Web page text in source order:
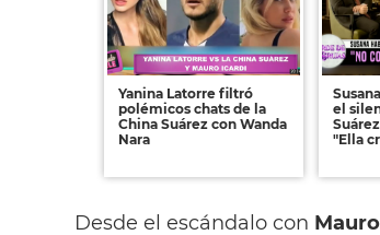
Yanina Latorre filtró
polémicos chats de la
China Suárez con Wanda
Nara
el
"Ella
Desde el escándalo con